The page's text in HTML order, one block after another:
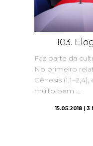
103.
Faz parte da
No primeiro
Gênesis
muito bem ...
15.05.2018 | 3